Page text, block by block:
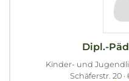
Dipl.-
Kinder- und
Schäferstr. 20